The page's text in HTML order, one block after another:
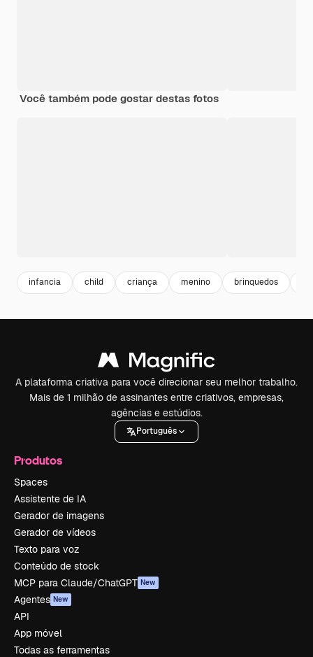
Você também pode gostar destas fotos
infancia child criança menino brinquedos
A plataforma criativa para você direcionar seu melhor trabalho.
Mais de 1 milhão de assinantes entre criativos, empresas,
agências e estúdios.
Português
Produtos
Spaces
Assistente de IA
Gerador de imagens
Gerador de vídeos
Texto para voz
Conteúdo de stock
MCP para Claude/ChatGPT New
Agentes New
API
App móvel
Todas as ferramentas